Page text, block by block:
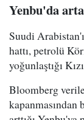
Yenbu'da
Suudi
hattı, petrolü
yoğunlaştığı
Bloomberg